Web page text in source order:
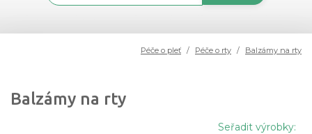
Péče o pleť Péče o rty Balzámy na rty
Balzámy na rty
Seřadit výrobky: